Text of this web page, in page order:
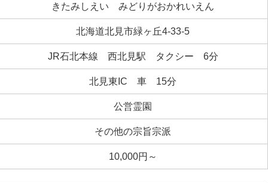
きたみしえい みどりがおかれいえん
北海道北見市緑ヶ丘4-33-5
JR石北本線 西北見駅 タクシー 6分
北見東IC 車 15分
公営霊園
その他の宗旨宗派
10,000円～